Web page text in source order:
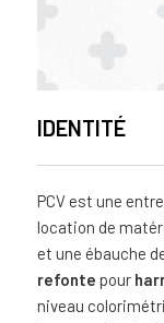
IDENTITÉ
PCV est une
location de
et une ébauche
refonte pour
niveau